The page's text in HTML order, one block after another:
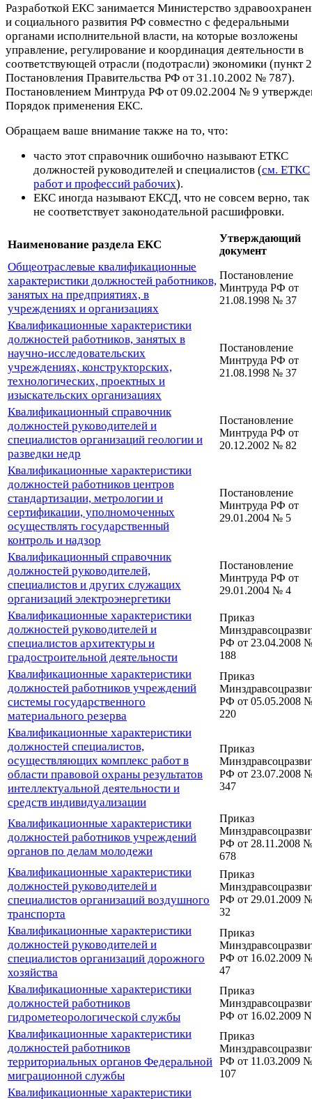
Разработкой ЕКС занимается Министерство
и социального развития РФ совместно с федеральными
органами исполнительной власти, на которые возложены
управление, регулирование и координация деятельности в
соответствующей отрасли (подотрасли) экономики (пункт 2
Постановления Правительства РФ от 31.10.2002 № 787).
Постановлением Минтруда РФ от 09.02.2004 № 9
Порядок применения ЕКС.
Обращаем ваше внимание также на то, что:
часто этот справочник ошибочно называют ЕТКС
должностей руководителей и специалистов (см. ЕТКС
работ и профессий рабочих).
ЕКС иногда называют ЕКСД, что не совсем верно, так
не соответствует законодательной расшифровки.
Наименование раздела ЕКС
Утверждающий
документ
Общеотраслевые квалификационные
характеристики должностей работников,
занятых на предприятиях, в
учреждениях и организациях
Постановление
Минтруда РФ от
21.08.1998 № 37
Квалификационные характеристики
должностей работников, занятых в
научно-исследовательских
учреждениях, конструкторских,
технологических, проектных и
изыскательских организациях
Постановление
Минтруда РФ от
21.08.1998 № 37
Квалификационный справочник
должностей руководителей и
специалистов организаций геологии и
разведки недр
Постановление
Минтруда РФ от
20.12.2002 № 82
Квалификационные характеристики
должностей работников центров
стандартизации, метрологии и
сертификации, уполномоченных
осуществлять государственный
контроль и надзор
Постановление
Минтруда РФ от
29.01.2004 № 5
Квалификационный справочник
должностей руководителей,
специалистов и других служащих
организаций электроэнергетики
Постановление
Минтруда РФ от
29.01.2004 № 4
Квалификационные характеристики
должностей руководителей и
специалистов архитектуры и
градостроительной деятельности
Приказ
РФ от 23.04.2008
188
Квалификационные характеристики
должностей работников учреждений
системы государственного
материального резерва
Приказ
РФ от 05.05.2008
220
Квалификационные характеристики
должностей специалистов,
осуществляющих комплекс работ в
области правовой охраны результатов
интеллектуальной деятельности и
средств индивидуализации
Приказ
РФ от 23.07.2008
347
Квалификационные характеристики
должностей работников учреждений
органов по делам молодежи
Приказ
РФ от 28.11.2008
678
Квалификационные характеристики
должностей руководителей и
специалистов организаций воздушного
транспорта
Приказ
РФ от 29.01.2009
32
Квалификационные характеристики
должностей руководителей и
специалистов организаций дорожного
хозяйства
Приказ
РФ от 16.02.2009
47
Квалификационные характеристики
должностей работников
гидрометеорологической службы
Приказ
РФ от 16.02.2009
Квалификационные характеристики
должностей работников
территориальных органов Федеральной
миграционной службы
Приказ
РФ от 11.03.2009
107
Квалификационные характеристики